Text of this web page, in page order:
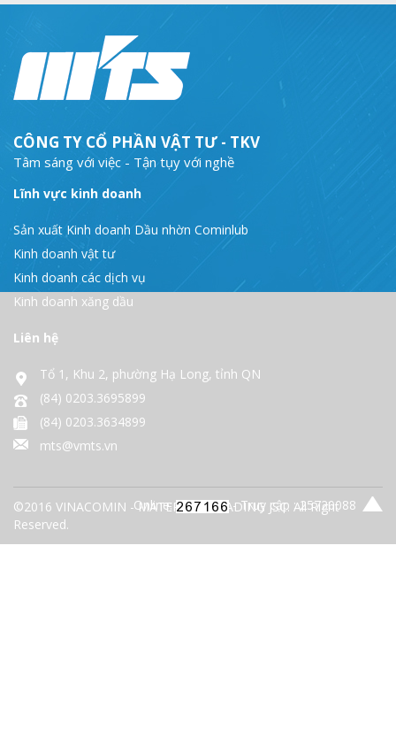
Bình đẳng giới và các chính sách pháp luật lao động, BHXH luôn được quan tâm tại MTS
CÔNG TY CỔ PHẦN VẬT TƯ - TKV
Tâm sáng với việc - Tận tụy với nghề
Lĩnh vực kinh doanh
Sản xuất Kinh doanh Dầu nhờn Cominlub
Kinh doanh vật tư
Kinh doanh các dịch vụ
Kinh doanh xăng dầu
Liên hệ
Tổ 1, Khu 2, phường Hạ Long, tỉnh QN
(84) 0203.3695899
(84) 0203.3634899
mts@vmts.vn
©2016 VINACOMIN - MATERIALS TRADING JSC. All Right
Reserved.
Online: - Truy cập : 25720088